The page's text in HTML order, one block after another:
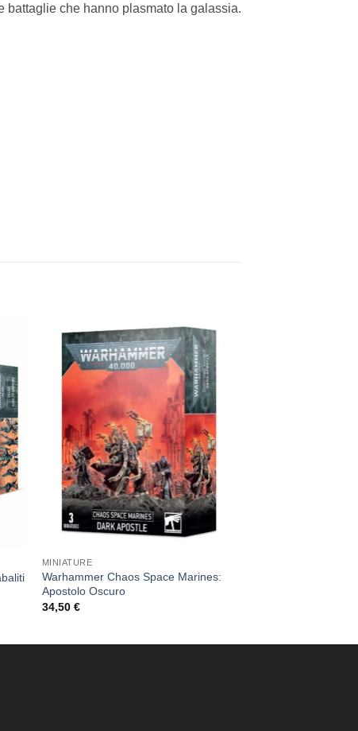
battaglie che hanno plasmato la galassia.
Aggiungi
alla lista
dei
desideri
MINIATURE
Warhammer Chaos Space Marines:
Apostolo Oscuro
34,50 €